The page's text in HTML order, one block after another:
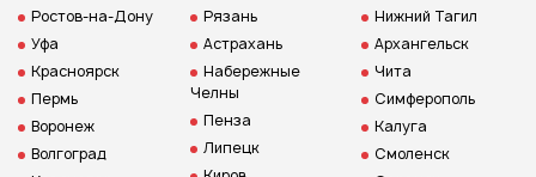
Ростов-на-Дону
Уфа
Красноярск
Пермь
Воронеж
Волгоград
Рязань
Астрахань
Набережные
Челны
Пенза
Липецк
Нижний Тагил
Архангельск
Чита
Симферополь
Калуга
Смоленск